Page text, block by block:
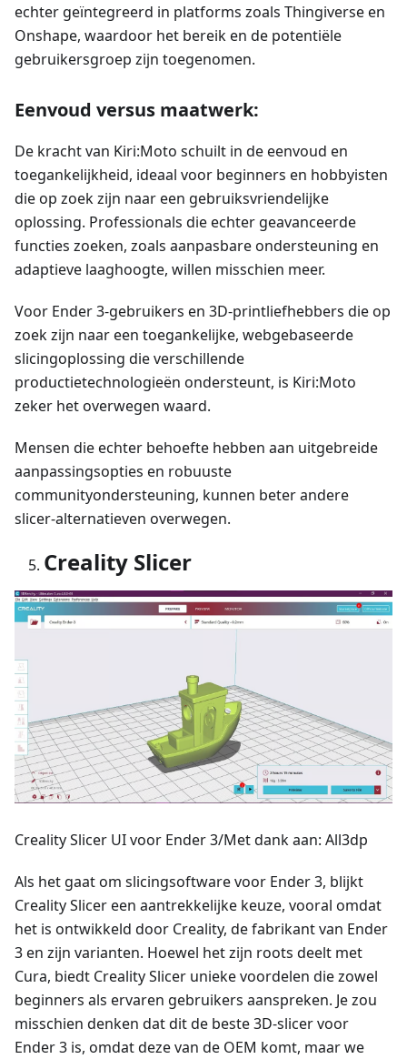
echter geïntegreerd in platforms zoals Thingiverse en
Onshape, waardoor het bereik en de potentiële
gebruikersgroep zijn toegenomen.
Eenvoud versus maatwerk:
De kracht van Kiri:Moto schuilt in de eenvoud en
toegankelijkheid, ideaal voor beginners en hobbyisten
die op zoek zijn naar een gebruiksvriendelijke
oplossing. Professionals die echter geavanceerde
functies zoeken, zoals aanpasbare ondersteuning en
adaptieve laaghoogte, willen misschien meer.
Voor Ender 3-gebruikers en 3D-printliefhebbers die op
zoek zijn naar een toegankelijke, webgebaseerde
slicingoplossing die verschillende
productietechnologieën ondersteunt, is Kiri:Moto
zeker het overwegen waard.
Mensen die echter behoefte hebben aan uitgebreide
aanpassingsopties en robuuste
communityondersteuning, kunnen beter andere
slicer-alternatieven overwegen.
Creality Slicer
Creality Slicer UI voor Ender 3/Met dank aan: All3dp
Als het gaat om slicingsoftware voor Ender 3, blijkt
Creality Slicer een aantrekkelijke keuze, vooral omdat
het is ontwikkeld door Creality, de fabrikant van Ender
3 en zijn varianten. Hoewel het zijn roots deelt met
Cura, biedt Creality Slicer unieke voordelen die zowel
beginners als ervaren gebruikers aanspreken. Je zou
misschien denken dat dit de beste 3D-slicer voor
Ender 3 is, omdat deze van de OEM komt, maar we